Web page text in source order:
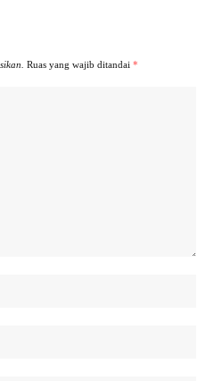
Ruas yang wajib ditandai *